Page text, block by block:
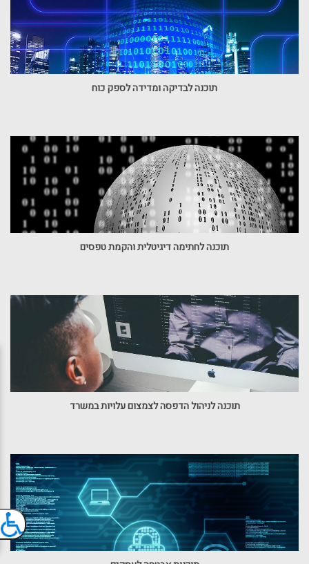
תוכנה לבדיקה ומדידה לספק כוח
תוכנה לחתימה דיגיטלית והקמת טפסים
תוכנה לניהול הדפסה לצמצום עלויות במשרד